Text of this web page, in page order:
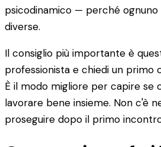
psicodinamico — perché
diverse.
Il consiglio più importante è
professionista e chiedi un primo
È il modo migliore per capire se
lavorare bene insieme. Non c'è
proseguire dopo il primo